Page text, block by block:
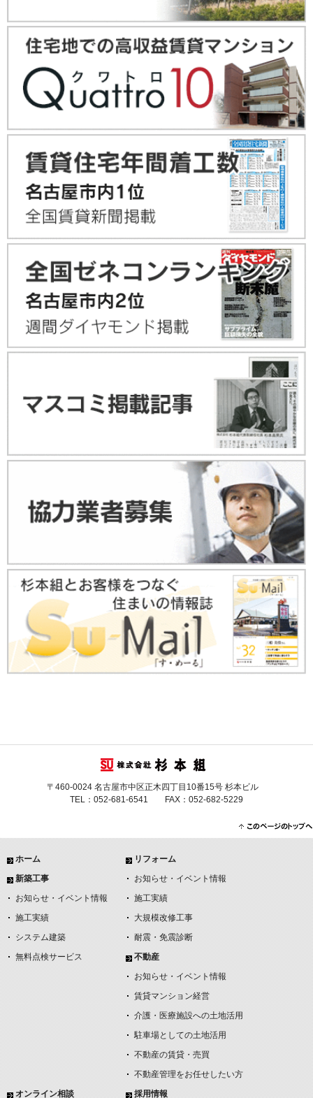
〒460-0024 名古屋市中区正木四丁目10番15号 杉本ビル
TEL：052-681-6541 FAX：052-682-5229
ホーム
新築工事
お知らせ・イベント情報
施工実績
システム建築
無料点検サービス
リフォーム
お知らせ・イベント情報
施工実績
大規模改修工事
耐震・免震診断
不動産
お知らせ・イベント情報
賃貸マンション経営
介護・医療施設への土地活用
駐車場としての土地活用
不動産の賃貸・売買
不動産管理をお任せしたい方
オンライン相談
採用情報